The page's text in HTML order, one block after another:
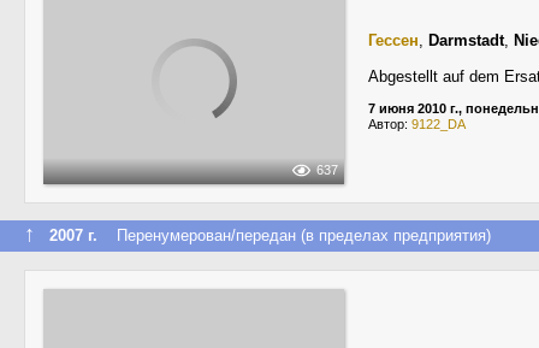
637
Гессен, Darmstadt,
Abgestellt auf dem
7 июня 2010 г.,
Автор: 9122_DA
↑ 2007 г. Перенумерован/передан (в пределах предприятия)